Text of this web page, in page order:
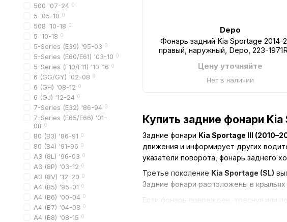
Купить задние фонари
Задние фонари Kia Sportage III
движения и информирует других
указатели поворота, фонарь заднего
Третье поколение Kia Sportage (SL)
Задние фонари расположены в
Если фонарь поврежден, треснул или
Depo
Фонарь задний Kia Sportage 2014-
правый, наружный, Depo, 223-
Цену уточняйте
Нет в наличии
500 '07-24 0
5 '05-10 0
508 '10-18 0
5 '10-18 0
5-Series (E39) '95-03 0
5-Series (E60/E61) '03-10 0
5-Series (F10/F11) '10-16 0
6 (GG/GY) '02-08 0
6 (GH) '08-12 0
6 (GJ) '12-24 0
7-Series (E32) '86-94 0
7-Series (E65/E66) '01-
08 0
80 (B3) '86-91 0
80 (B4) '91-96 0
A3 (8L) '96-03 0
A3 (8P) '03-12 0
A3 (8V) '12-20 0
A4 (B5) '95-01 0
A4 (B6) '00-04 0
A4 (B7) '04-08 0
A4 (B8) '08-15 0